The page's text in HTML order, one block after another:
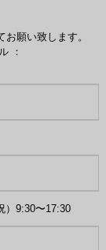
願い致します。
：
）9:30〜17:30